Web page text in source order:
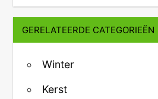
GERELATEERDE CATEGORIEËN
Winter
Kerst